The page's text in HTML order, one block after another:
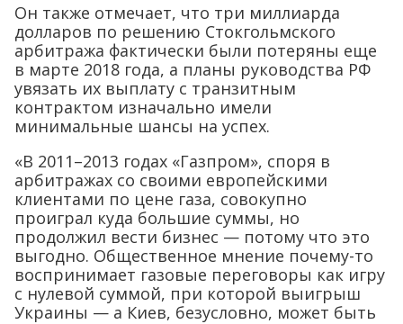
Он также отмечает, что три миллиарда
долларов по решению Стокгольмского
арбитража фактически были потеряны еще
в марте 2018 года, а планы руководства РФ
увязать их выплату с транзитным
контрактом изначально имели
минимальные шансы на успех.
«В 2011–2013 годах «Газпром», споря в
арбитражах со своими европейскими
клиентами по цене газа, совокупно
проиграл куда большие суммы, но
продолжил вести бизнес — потому что это
выгодно. Общественное мнение почему-то
воспринимает газовые переговоры как игру
с нулевой суммой, при которой выигрыш
Украины — а Киев, безусловно, может быть